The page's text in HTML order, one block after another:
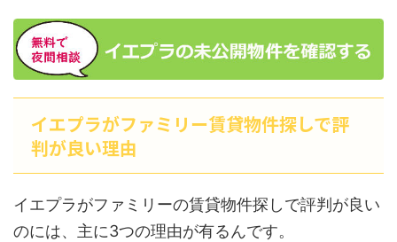
イエプラがファミリー賃貸物件探しで評
判が良い理由
イエプラがファミリーの賃貸物件探しで評判が良い
のには、主に3つの理由が有るんです。